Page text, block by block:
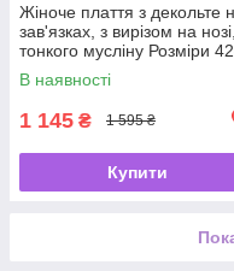
Жіноче плаття з декольте
зав'язках, з вирізом на
тонкого мусліну Розміри
44, 46-48
В наявності
1 145 ₴ 1 595 ₴
Купити